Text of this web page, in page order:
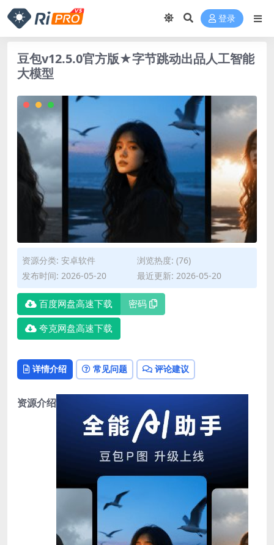
登录
豆包v12.5.0官方版★字节跳动出品人工智能
大模型
资源分类: 安卓软件
浏览热度: (76)
发布时间: 2026-05-20
最近更新: 2026-05-20
百度网盘高速下载 密码
夸克网盘高速下载
详情介绍 常见问题 评论建议
资源介绍